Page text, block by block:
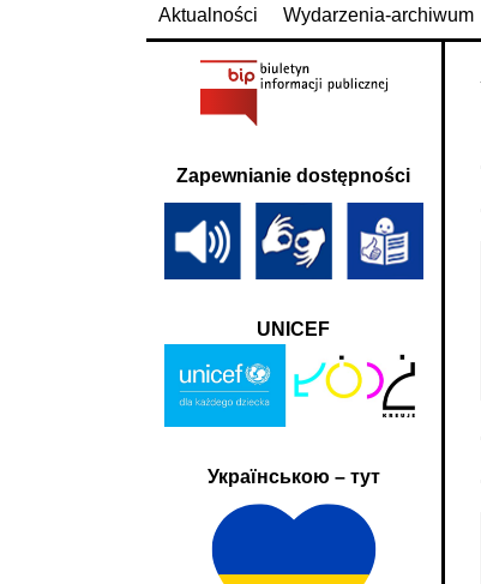
Aktualności Wydarzenia-archiwum
Zapewnianie dostępności
UNICEF
Українською – тут